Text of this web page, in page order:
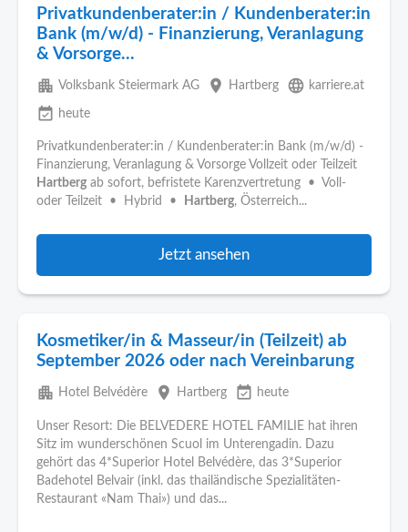
Privatkundenberater:in / Kundenberater:in
Bank (m/w/d) - Finanzierung, Veranlagung
& Vorsorge...
apartment Volksbank Steiermark AG place Hartberg language karriere.at
event_available heute
Privatkundenberater:in / Kundenberater:in Bank (m/w/d) -
Finanzierung, Veranlagung & Vorsorge Vollzeit oder Teilzeit
Hartberg ab sofort, befristete Karenzvertretung • Voll-
oder Teilzeit • Hybrid •
Hartberg, Österreich...
Jetzt ansehen
Kosmetiker/in & Masseur/in (Teilzeit) ab
September 2026 oder nach Vereinbarung
apartment Hotel Belvédère place Hartberg event_available heute
Unser Resort: Die BELVEDERE HOTEL FAMILIE hat ihren
Sitz im wunderschönen Scuol im Unterengadin. Dazu
gehört das 4*Superior Hotel Belvédère, das 3*Superior
Badehotel Belvair (inkl. das thailändische Spezialitäten-
Restaurant «Nam Thai») und das...